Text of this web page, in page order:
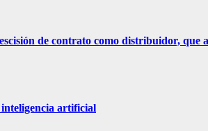
de contrato como distribuidor, que
inteligencia artificial